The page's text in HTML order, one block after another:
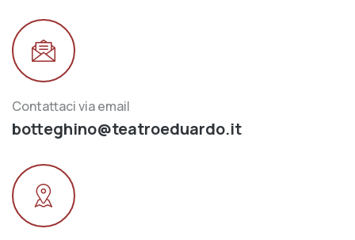
Contattaci via email
botteghino@teatroeduardo.it